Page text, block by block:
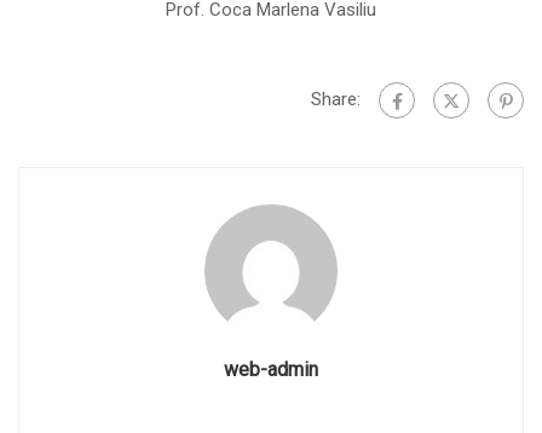
Prof. Coca Marlena Vasiliu
Share:
web-admin